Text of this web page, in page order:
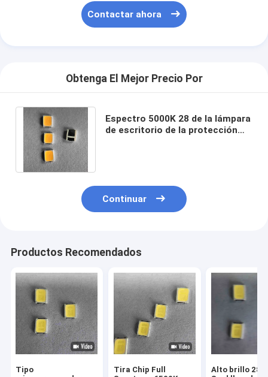
Contactar ahora
Obtenga El Mejor Precio Por
Espectro 5000K 28 de la lámpara
de escritorio de la protección
Continuar
Productos Recomendados
Tipo
Tira Chip Full
Alto brillo